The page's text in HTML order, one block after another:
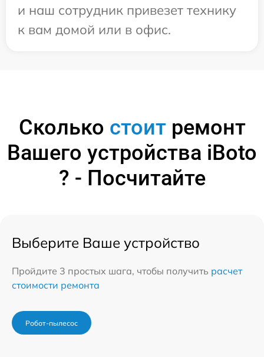
и наш сотрудник привезет технику
к вам домой или в офис.
Сколько стоитремонт
Вашего устройства iBoto
? - Посчитайте
Выберите Ваше устройство
Пройдите 3 простых шага, чтобы получить расчет
стоимости ремонта
Робот-пылесос